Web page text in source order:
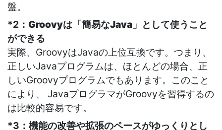
盤。
*2： Groovyは「簡易なJava」として使うこと
ができる
実際、GroovyはJavaの上位互換です。つまり、
正しいJavaプログラムは、ほとんどの場合、正
しいGroovyプログラムでもあります。このこと
により、 JavaプログラマがGroovyを習得するの
は比較的容易です。
*3： 機能の改善や拡張のペースがゆっくりとし